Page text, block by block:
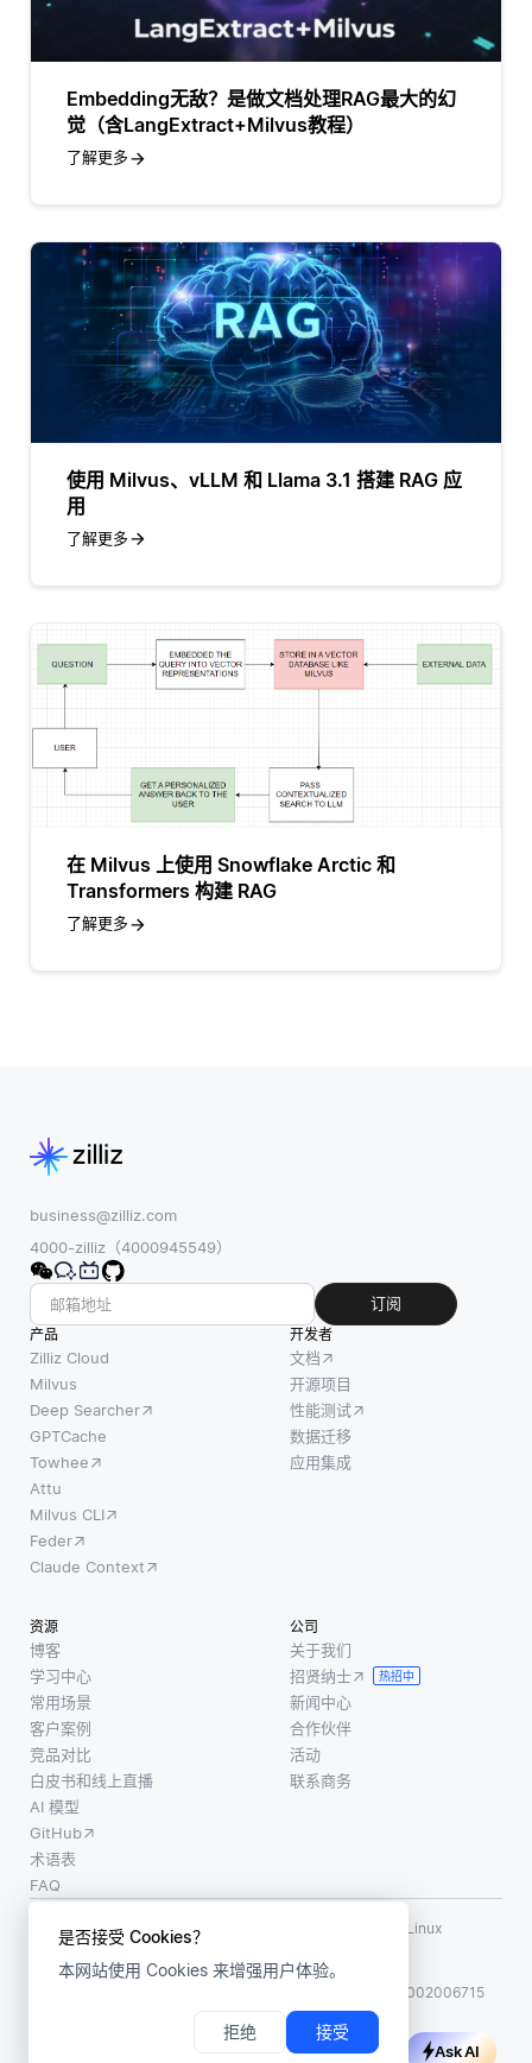
是否接受 Cookies？
本网站使用 Cookies 来增强用户体验。
拒绝 接受
Embedding无敌？是做文档处理RAG最大的幻
觉（含LangExtract+Milvus教程）
了解更多
使用 Milvus、vLLM 和 Llama 3.1 搭建 RAG 应
用
了解更多
在 Milvus 上使用 Snowflake Arctic 和
Transformers 构建 RAG
了解更多
business@zilliz.com
4000-zilliz（4000945549）
订阅
产品
Zilliz Cloud
Milvus
Deep Searcher
GPTCache
Towhee
Attu
Milvus CLI
Feder
Claude Context
开发者
文档
开源项目
性能测试
数据迁移
应用集成
资源
博客
学习中心
常用场景
客户案例
竞品对比
白皮书和线上直播
AI 模型
GitHub
术语表
FAQ
公司
关于我们
招贤纳士
热招中
新闻中心
合作伙伴
活动
联系商务
使用条款
LF AI、LF AI & Data、Milvus，以及相关的开源项目名称为 Linux
Foundation 所有商标
版权所有 ©2026 上海赜睿信息科技有限公司保留所有权利
沪公网安备31011002006715
Ask AI